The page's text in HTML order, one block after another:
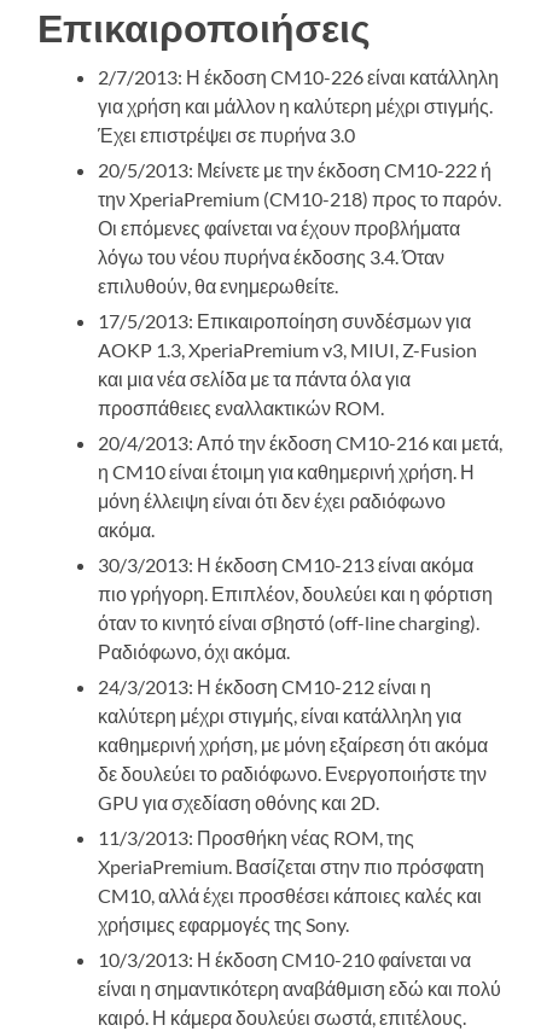
Επικαιροποιήσεις
2/7/2013: Η έκδοση CM10-226 είναι κατάλληλη
για χρήση και μάλλον η καλύτερη μέχρι στιγμής.
Έχει επιστρέψει σε πυρήνα 3.0
20/5/2013: Μείνετε με την έκδοση CM10-222 ή
την XperiaPremium (CM10-218) προς το παρόν.
Οι επόμενες φαίνεται να έχουν προβλήματα
λόγω του νέου πυρήνα έκδοσης 3.4. Όταν
επιλυθούν, θα ενημερωθείτε.
17/5/2013: Επικαιροποίηση συνδέσμων για
AOKP 1.3, XperiaPremium v3, MIUI, Z-Fusion
και μια νέα σελίδα με τα πάντα όλα για
προσπάθειες εναλλακτικών ROM.
20/4/2013: Από την έκδοση CM10-216 και μετά,
η CM10 είναι έτοιμη για καθημερινή χρήση. Η
μόνη έλλειψη είναι ότι δεν έχει ραδιόφωνο
ακόμα.
30/3/2013: Η έκδοση CM10-213 είναι ακόμα
πιο γρήγορη. Επιπλέον, δουλεύει και η φόρτιση
όταν το κινητό είναι σβηστό (off-line charging).
Ραδιόφωνο, όχι ακόμα.
24/3/2013: Η έκδοση CM10-212 είναι η
καλύτερη μέχρι στιγμής, είναι κατάλληλη για
καθημερινή χρήση, με μόνη εξαίρεση ότι ακόμα
δε δουλεύει το ραδιόφωνο. Ενεργοποιήστε την
GPU για σχεδίαση οθόνης και 2D.
11/3/2013: Προσθήκη νέας ROM, της
XperiaPremium. Βασίζεται στην πιο πρόσφατη
CM10, αλλά έχει προσθέσει κάποιες καλές και
χρήσιμες εφαρμογές της Sony.
10/3/2013: Η έκδοση CM10-210 φαίνεται να
είναι η σημαντικότερη αναβάθμιση εδώ και πολύ
καιρό. Η κάμερα δουλεύει σωστά, επιτέλους.